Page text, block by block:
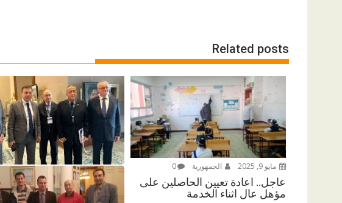
Related posts
مايو 9, 2025 الجمهورية 0
عاجل.. اعادة تعيين الحاصلين على
مؤهل عال اثناء الخدمة